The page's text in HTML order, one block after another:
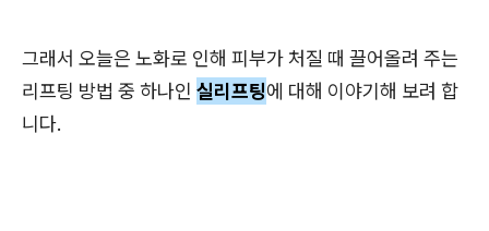
그래서 오늘은 노화로 인해 피부가 처질 때 끌어올려 주는
리프팅 방법 중 하나인 실리프팅에 대해 이야기해 보려 합
니다.